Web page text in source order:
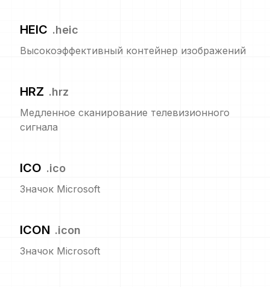
HEIC .heic
Высокоэффективный контейнер изображений
HRZ .hrz
Медленное сканирование телевизионного
сигнала
ICO .ico
Значок Microsoft
ICON .icon
Значок Microsoft